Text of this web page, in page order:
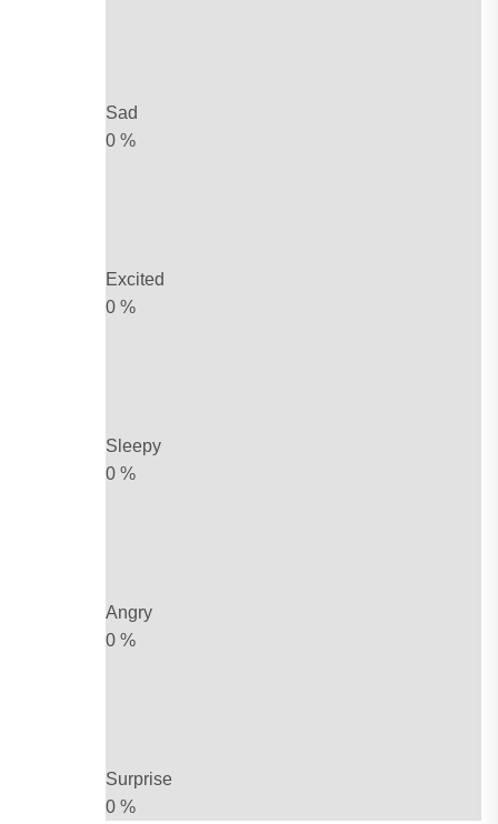
Sad
0 %
Excited
0 %
Sleepy
0 %
Angry
0 %
Surprise
0 %